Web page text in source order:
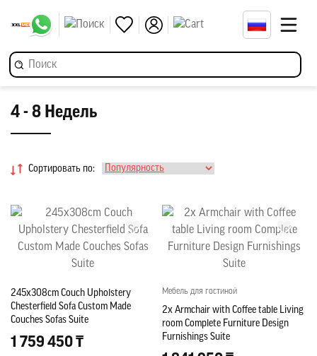
4 - 8 Недель
Сортировать по:
245x308cm Couch Upholstery
Chesterfield Sofa Custom Made
Couches Sofas Suite
1 759 450 ₸
Мебель для гостиной
2x Armchair with Coffee table Living
room Complete Furniture Design
Furnishings Suite